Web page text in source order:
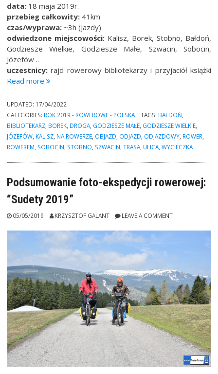
data: 18 maja 2019r.
przebieg całkowity: 41km
czas/wyprawa: ~3h (jazdy)
odwiedzone miejscowości: Kalisz, Borek, Stobno, Bałdoń,
Godziesze Wielkie, Godziesze Małe, Szwacin, Sobocin,
Józefów ..
uczestnicy:rajd rowerowy bibliotekarzy i przyjaciół książki
Read more“Rajd
Odjazdowy
Bibliotekarz
/
Kalisz
–
/
UPDATED: 17/04/2022
CATEGORIES: ROK 2019 - ROWEROWE - POLSKA TAGS: BAŁDOŃ
BIBLIOTEKARZ BOREK DROGA GODZIESZE MAŁE GODZIESZE WIELKIE
JÓZEFÓW KALISZ NA ROWERZE OBJAZD ODJAZD ODJAZDOWY ROWER
ROWEREM SOBOCIN STOBNO SZWACIN ,TRASA ULICA ,WYCIECZKA
Podsumowanie foto-ekspedycji rowerowej:
“Sudety 2019”
05/05/2019 KRZYSZTOF GALANT LEAVE A COMMENT